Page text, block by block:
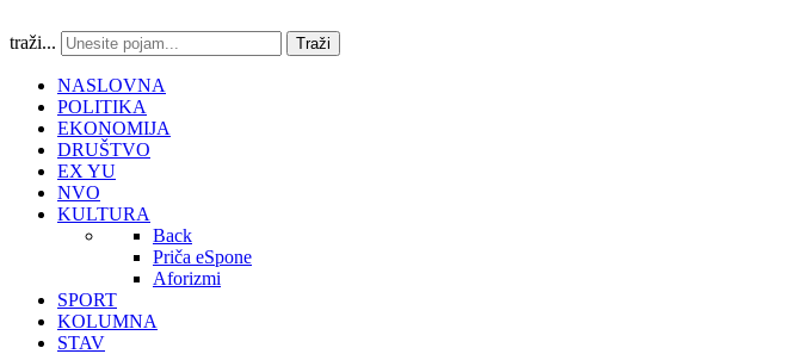
traži... Traži
NASLOVNA
POLITIKA
EKONOMIJA
DRUŠTVO
EX YU
NVO
KULTURA
Back
Priča eSpone
Aforizmi
SPORT
KOLUMNA
STAV